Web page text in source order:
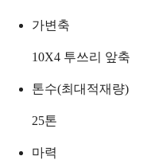
가변축
10X4 투쓰리 앞축
톤수(최대적재량)
25톤
마력